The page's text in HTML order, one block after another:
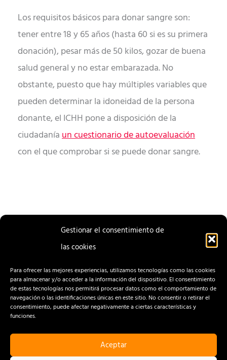
Gestionar el consentimiento de
las cookies
Para ofrecer las mejores experiencias, utilizamos tecnologías como las cookies
para almacenar y/o acceder a la información del dispositivo. El consentimiento
de estas tecnologías nos permitirá procesar datos como el comportamiento de
navegación o las identificaciones únicas en este sitio. No consentir o retirar el
consentimiento, puede afectar negativamente a ciertas características y
funciones.
Aceptar
Los requisitos básicos para donar sangre son:
tener entre 18 y 65 años (hasta 60 si es su primera
donación), pesar más de 50 kilos, gozar de buena
salud general y no estar embarazada. No
obstante, puesto que hay múltiples variables que
pueden determinar la idoneidad de la persona
donante, el ICHH pone a disposición de la
ciudadaníaun cuestionario de autoevaluación
con el que comprobar si se puede donar sangre.
ENTRADA
CONTACTO